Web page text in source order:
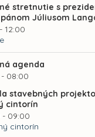
stretnutie s
pánom Júliusom
12:00
agenda
08:00
stavebných
cintorín
- 09:00
cintorín